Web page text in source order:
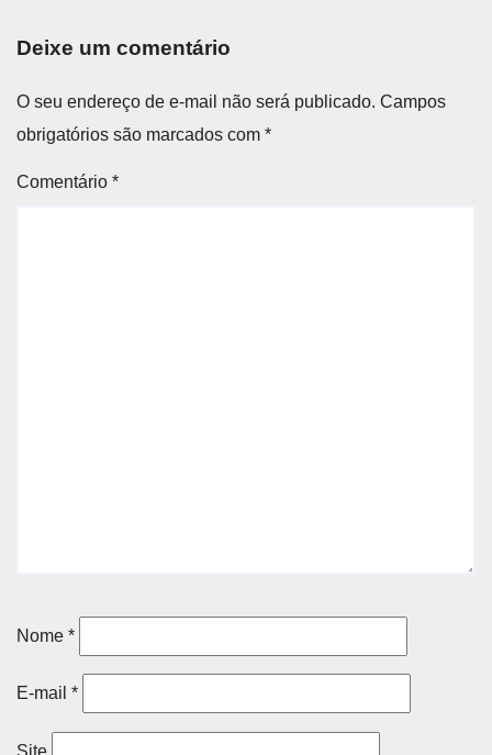
Deixe um comentário
O seu endereço de e-mail não será publicado. Campos
obrigatórios são marcados com *
Comentário *
Nome *
E-mail *
Site